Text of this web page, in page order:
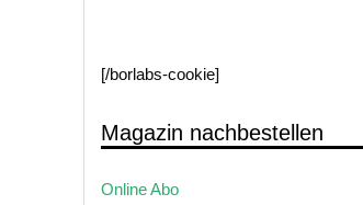
[/borlabs-cookie]
Magazin nachbestellen
Online Abo